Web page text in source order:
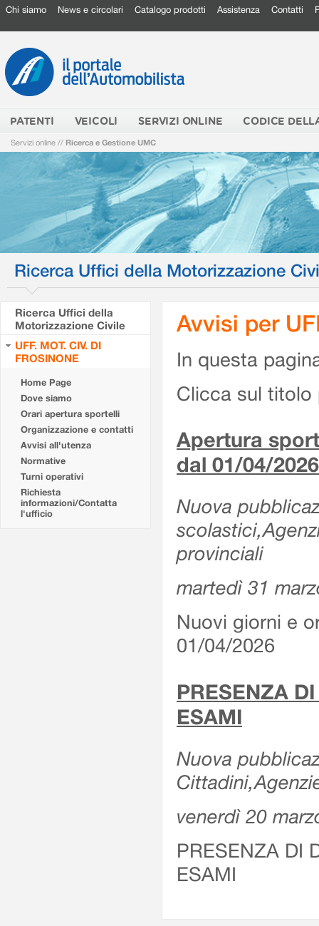
Chi siamo News e circolari Catalogo prodotti Assistenza Contatti
PATENTI VEICOLI SERVIZI ONLINE CODICE
Servizi online // Ricerca e Gestione UMC
Ricerca Uffici della Motorizzazione
Ricerca Uffici della
Motorizzazione Civile
UFF. MOT. CIV. DI
FROSINONE
Home Page
Dove siamo
Orari apertura sportelli
Organizzazione e contatti
Avvisi all'utenza
Normative
Turni operativi
Richiesta
informazioni/Contatta
l'ufficio
Avvisi per
In questa
Clicca sul titolo
Apertura
dal 01/04/2026
Nuova
provinciali
martedì 31
Nuovi giorni e
01/04/2026
PRESENZA
ESAMI
Nuova
venerdì 20
PRESENZA DI
ESAMI